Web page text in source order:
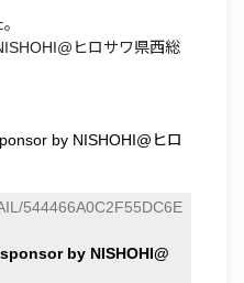
ヒロサワ県西総
by NISHOHI@ヒロ
544466A0C2F55DC6E
sponsor by NISHOHI@